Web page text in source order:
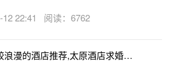
12 22:41 阅读：6762
浪漫的酒店推荐,太原酒店求婚可